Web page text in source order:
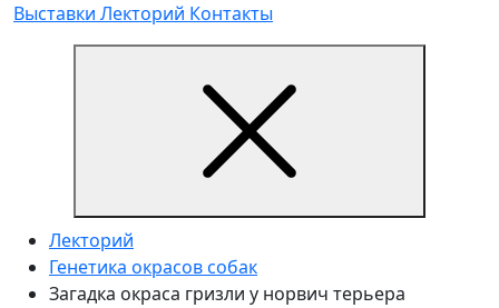
Выставки Лекторий Контакты
Лекторий
Генетика окрасов собак
Загадка окраса гризли у норвич терьера